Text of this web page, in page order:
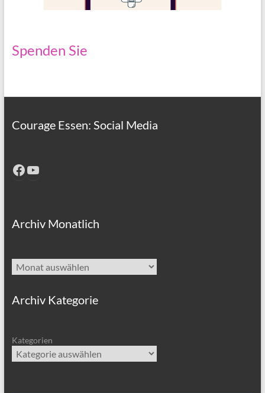
Spenden Sie
Courage Essen: Social Media
Facebook
YouTube
Archiv Monatlich
Archiv
Archiv Kategorie
Kategorien